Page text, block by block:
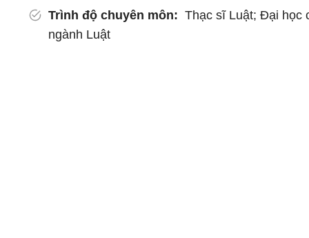
Trình độ chuyên môn: Thạc sĩ Luật; Đại học
ngành Luật